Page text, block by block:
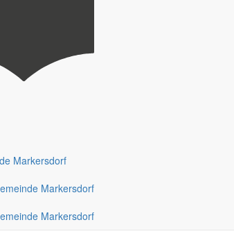
großzügigen Spende auf.
auf positive Entwicklungen zu lenken.